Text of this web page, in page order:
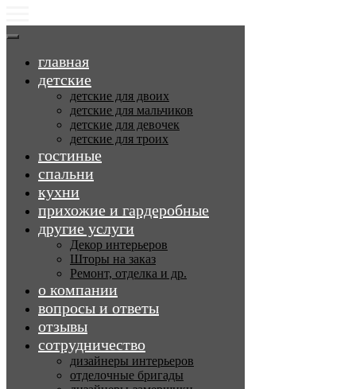
главная
детские
детские для двоих
детские для мальчиков
детские для девочек
детские для троих
гостиные
спальни
кухни
прихожие и гардеробные
другие услуги
Декор интерьеров
Шторы на заказ
Ремонт, отделка и др.
о компании
вопросы и ответы
отзывы
сотрудничество
дизайнеры интерьеров
отделочные бригады